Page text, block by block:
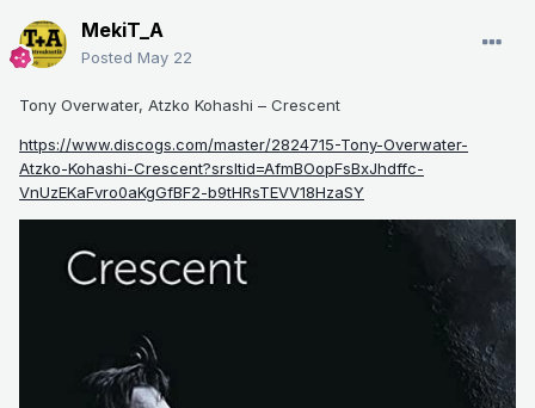
MekiT_A
Posted May 22
Tony Overwater, Atzko Kohashi – Crescent
https://www.discogs.com/master/2824715-Tony-Overwater-
Atzko-Kohashi-Crescent?srsltid=AfmBOopFsBxJhdffc-
VnUzEKaFvro0aKgGfBF2-b9tHRsTEVV18HzaSY